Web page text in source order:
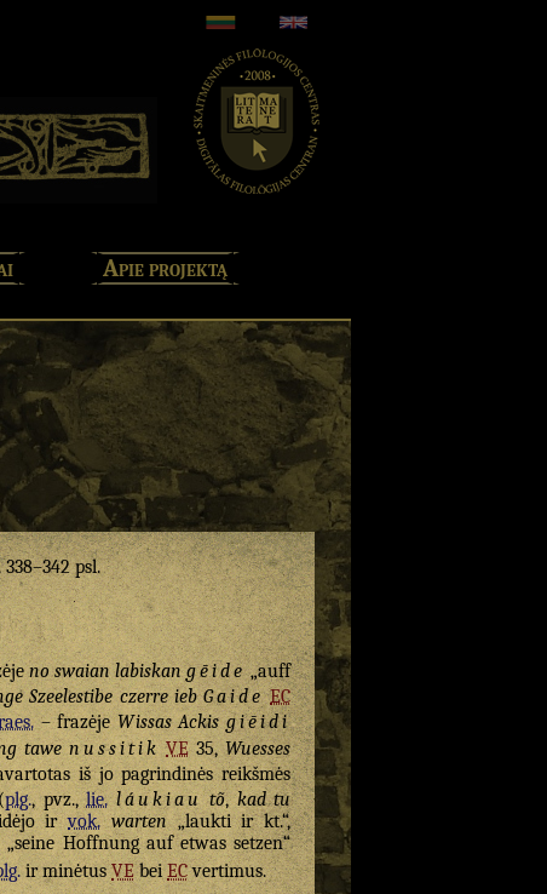
Apie projektą
psl.
no swaian labiskan gēide„auff
Szeelestibe czerre ieb Gaide EC
– frazėjeWissas Ackis giēidi
tawe nussitik VE 35,Wuesses
iš jo pagrindinės reikšmės
plg., pvz.,lie. láukiau tõ,kad tu
irvok. warten„laukti ir kt.“,
Hoffnung auf etwas setzen“
ir minėtusVEbeiECvertimus.